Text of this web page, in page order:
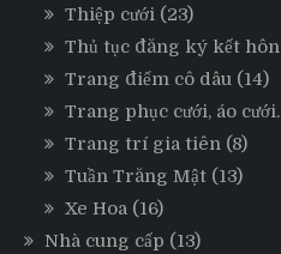
Thiệp cưới (23)
Thủ tục đăng ký kết hôn
Trang điểm cô dâu (14)
Trang phục cưới, áo cưới.
Trang trí gia tiên (8)
Tuần Trăng Mật (13)
Xe Hoa (16)
Nhà cung cấp (13)